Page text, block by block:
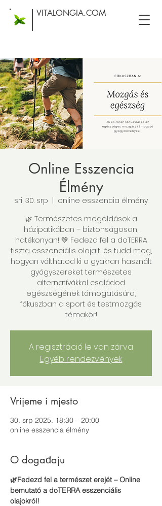
VITALONGIA.COM
Online Esszencia
Élmény
sri, 30. srp
online esszencia élmény
🌿 Természetes megoldások a
házipatikában – biztonságosan,
hatékonyan! 💚 Fedezd fel a doTERRA
tiszta esszenciális olajait, és tudd meg,
hogyan válthatod ki a gyakran használt
gyógyszereket természetes
alternatívákkal családod
egészségének támogatására,
fókuszban a sport és testmozgás
A regisztráció le van zárva
Egyéb rendezvények
Vrijeme i mjesto
30. srp 2025. 18:30 – 20:00
online esszencia élmény
O događaju
🌿Fedezd fel a természet erejét – Online
bemutató a doTERRA esszenciális
olajokról!